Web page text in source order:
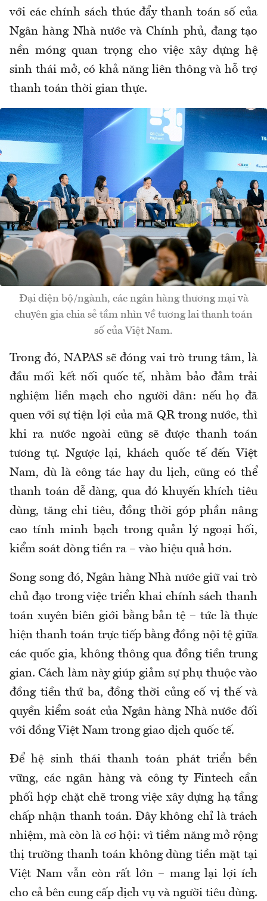
với các chính sách thúc đẩy thanh toán số của
Ngân hàng Nhà nước và Chính phủ, đang tạo
nền móng quan trọng cho việc xây dựng hệ
sinh thái mở, có khả năng liên thông và hỗ trợ
thanh toán thời gian thực.
Đại diện bộ/ngành, các ngân hàng thương mại và
chuyên gia chia sẻ tầm nhìn về tương lai thanh toán
số của Việt Nam.
Trong đó, NAPAS sẽ đóng vai trò trung tâm, là
đầu mối kết nối quốc tế, nhằm bảo đảm trải
nghiệm liền mạch cho người dân: nếu họ đã
quen với sự tiện lợi của mã QR trong nước, thì
khi ra nước ngoài cũng sẽ được thanh toán
tương tự. Ngược lại, khách quốc tế đến Việt
Nam, dù là công tác hay du lịch, cũng có thể
thanh toán dễ dàng, qua đó khuyến khích tiêu
dùng, tăng chi tiêu, đồng thời góp phần nâng
cao tính minh bạch trong quản lý ngoại hối,
kiểm soát dòng tiền ra – vào hiệu quả hơn.
Song song đó, Ngân hàng Nhà nước giữ vai trò
chủ đạo trong việc triển khai chính sách thanh
toán xuyên biên giới bằng bản tệ – tức là thực
hiện thanh toán trực tiếp bằng đồng nội tệ giữa
các quốc gia, không thông qua đồng tiền trung
gian. Cách làm này giúp giảm sự phụ thuộc vào
đồng tiền thứ ba, đồng thời củng cố vị thế và
quyền kiểm soát của Ngân hàng Nhà nước đối
với đồng Việt Nam trong giao dịch quốc tế.
Để hệ sinh thái thanh toán phát triển bền
vững, các ngân hàng và công ty Fintech cần
phối hợp chặt chẽ trong việc xây dựng hạ tầng
chấp nhận thanh toán. Đây không chỉ là trách
nhiệm, mà còn là cơ hội: vì tiềm năng mở rộng
thị trường thanh toán không dùng tiền mặt tại
Việt Nam vẫn còn rất lớn – mang lại lợi ích
cho cả bên cung cấp dịch vụ và người tiêu dùng.